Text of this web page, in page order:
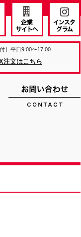
付］平日9:00〜17:00
注文はこちら